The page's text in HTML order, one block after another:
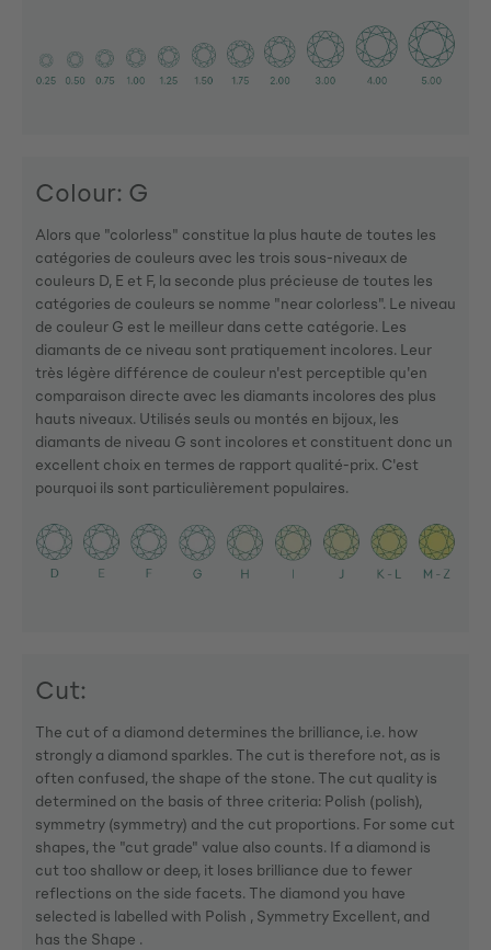
Colour: G
Alors que "colorless" constitue la plus haute de toutes les
catégories de couleurs avec les trois sous-niveaux de
couleurs D, E et F, la seconde plus précieuse de toutes les
catégories de couleurs se nomme "near colorless". Le niveau
de couleur G est le meilleur dans cette catégorie. Les
diamants de ce niveau sont pratiquement incolores. Leur
très légère différence de couleur n'est perceptible qu'en
comparaison directe avec les diamants incolores des plus
hauts niveaux. Utilisés seuls ou montés en bijoux, les
diamants de niveau G sont incolores et constituent donc un
excellent choix en termes de rapport qualité-prix. C'est
pourquoi ils sont particulièrement populaires.
Cut:
The cut of a diamond determines the brilliance, i.e. how
strongly a diamond sparkles. The cut is therefore not, as is
often confused, the shape of the stone. The cut quality is
determined on the basis of three criteria: Polish (polish),
symmetry (symmetry) and the cut proportions. For some cut
shapes, the "cut grade" value also counts. If a diamond is
cut too shallow or deep, it loses brilliance due to fewer
reflections on the side facets. The diamond you have
selected is labelled with Polish , Symmetry Excellent, and
has the Shape .